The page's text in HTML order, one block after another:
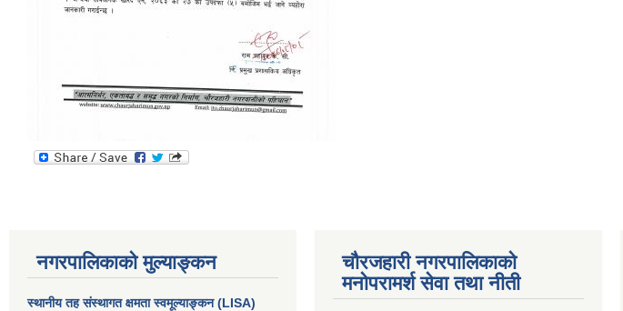
नगरपालिकाको मुल्याङ्कन
स्थानीय तह संस्थागत क्षमता स्वमूल्याङ्कन (LISA)
चौरजहारी नगरपालिकाको
मनोपरामर्श सेवा तथा नीती